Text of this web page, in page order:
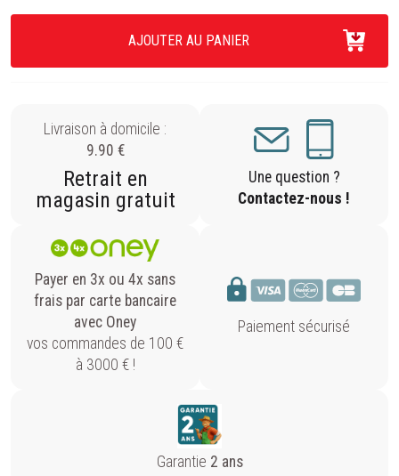
AJOUTER AU PANIER
Livraison à domicile :
9.90 €
Retrait en
magasin gratuit
Une question ?
Contactez-nous !
Payer en 3x ou 4x sans
frais par carte bancaire
avec Oney
vos commandes de 100 €
à 3000 € !
Paiement sécurisé
Garantie 2 ans